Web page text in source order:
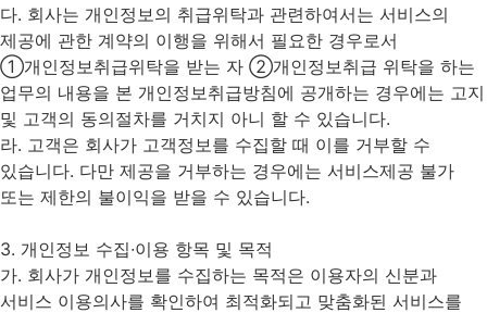
다. 회사는 개인정보의 취급위탁과 관련하여서는 서비스의
제공에 관한 계약의 이행을 위해서 필요한 경우로서
①개인정보취급위탁을 받는 자 ②개인정보취급 위탁을 하는
업무의 내용을 본 개인정보취급방침에 공개하는 경우에는 고지
및 고객의 동의절차를 거치지 아니 할 수 있습니다.
라. 고객은 회사가 고객정보를 수집할 때 이를 거부할 수
있습니다. 다만 제공을 거부하는 경우에는 서비스제공 불가
또는 제한의 불이익을 받을 수 있습니다.
3. 개인정보 수집∙이용 항목 및 목적
가. 회사가 개인정보를 수집하는 목적은 이용자의 신분과
서비스 이용의사를 확인하여 최적화되고 맞춤화된 서비스를